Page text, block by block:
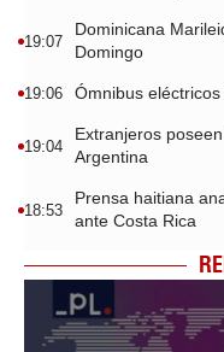
19:07
Dominicana
Domingo
19:06 Ómnibus
19:04
Extranjeros
Argentina
18:53
Prensa haitiana
ante Costa Rica